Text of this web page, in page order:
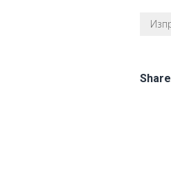
Share